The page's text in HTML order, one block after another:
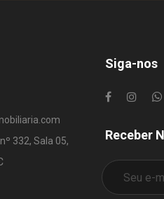
332, Sala 05,
Siga-nos
Receber